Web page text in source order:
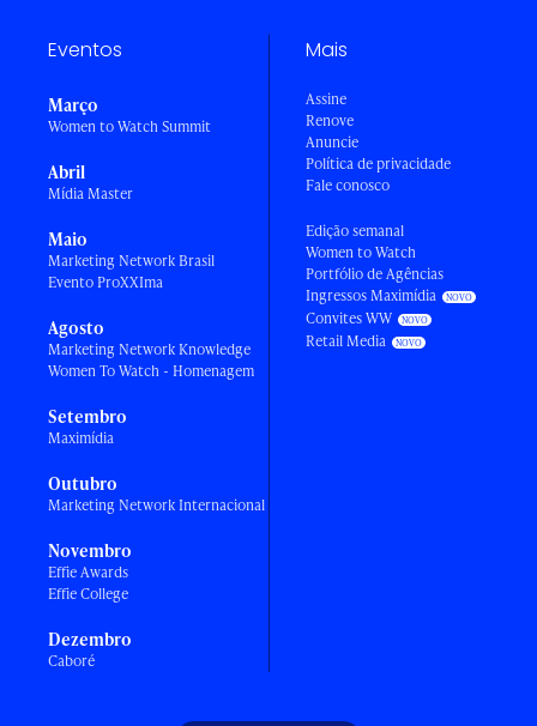
Eventos
Março
Women to Watch Summit
Abril
Mídia Master
Maio
Marketing Network Brasil
Evento ProXXIma
Agosto
Marketing Network Knowledge
Women To Watch - Homenagem
Setembro
Maximídia
Outubro
Marketing Network Internacional
Novembro
Effie Awards
Effie College
Dezembro
Caboré
Mais
Assine
Renove
Anuncie
Política de privacidade
Fale conosco
Edição semanal
Women to Watch
Portfólio de Agências
Ingressos Maximídia
Convites WW
Retail Media